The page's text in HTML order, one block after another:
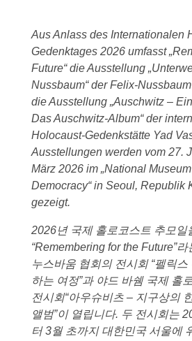
Aus Anlass des Internationalen
Gedenktages 2026 umfasst
Future“ die Ausstellung
Nussbaum“ der Felix-
die Ausstellung „Auschwitz –
Das Auschwitz-Album“ der
Holocaust-Gedenkstätte Yad
Ausstellungen werden vom 27.
März 2026 im „National
Democracy“ in Seoul, Republik
gezeigt.
2026년 국제 홀로코스트 추모일
“Remembering for the Future”라
누스바움 협회의 전시회 “펠릭스
하는 여정”과 야드 바쉠 국제 홀
전시회“아우슈비츠 – 지구상의
앨범”이 열립니다. 두 전시회는
터 3월 초까지 대한민국 서울에